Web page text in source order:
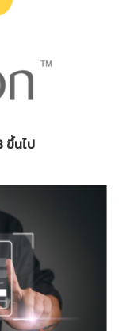
ขึ้นไป